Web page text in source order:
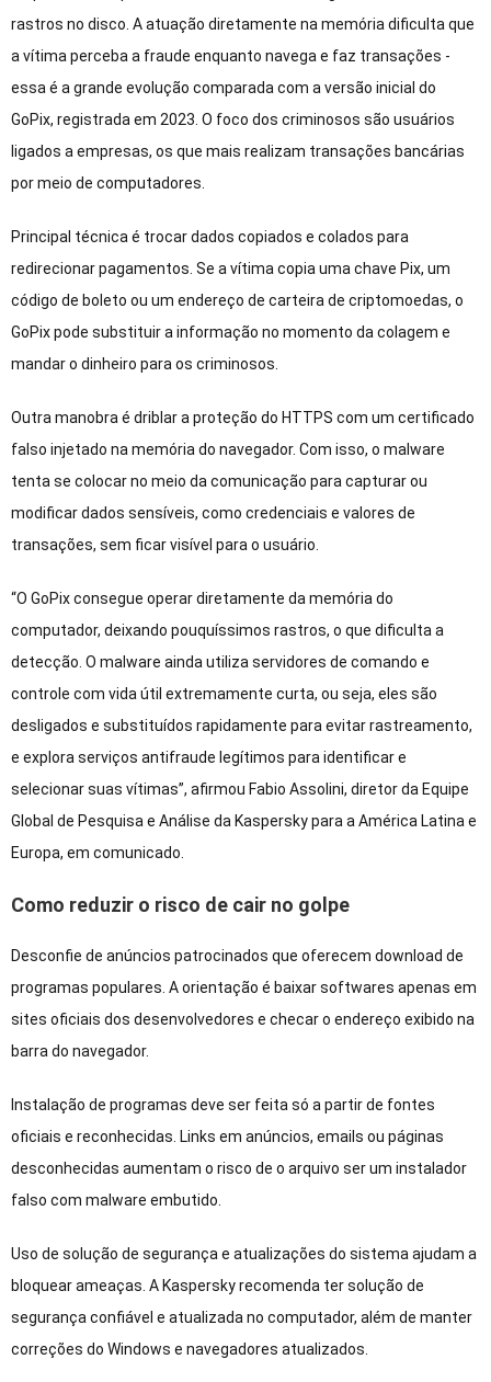
rastros no disco. A atuação diretamente na memória dificulta que
a vítima perceba a fraude enquanto navega e faz transações -
essa é a grande evolução comparada com a versão inicial do
GoPix, registrada em 2023. O foco dos criminosos são usuários
ligados a empresas, os que mais realizam transações bancárias
por meio de computadores.
Principal técnica é trocar dados copiados e colados para
redirecionar pagamentos. Se a vítima copia uma chave Pix, um
código de boleto ou um endereço de carteira de criptomoedas, o
GoPix pode substituir a informação no momento da colagem e
mandar o dinheiro para os criminosos.
Outra manobra é driblar a proteção do HTTPS com um certificado
falso injetado na memória do navegador. Com isso, o malware
tenta se colocar no meio da comunicação para capturar ou
modificar dados sensíveis, como credenciais e valores de
transações, sem ficar visível para o usuário.
“O GoPix consegue operar diretamente da memória do
computador, deixando pouquíssimos rastros, o que dificulta a
detecção. O malware ainda utiliza servidores de comando e
controle com vida útil extremamente curta, ou seja, eles são
desligados e substituídos rapidamente para evitar rastreamento,
e explora serviços antifraude legítimos para identificar e
selecionar suas vítimas”, afirmou Fabio Assolini, diretor da Equipe
Global de Pesquisa e Análise da Kaspersky para a América Latina e
Europa, em comunicado.
Como reduzir o risco de cair no golpe
Desconfie de anúncios patrocinados que oferecem download de
programas populares. A orientação é baixar softwares apenas em
sites oficiais dos desenvolvedores e checar o endereço exibido na
barra do navegador.
Instalação de programas deve ser feita só a partir de fontes
oficiais e reconhecidas. Links em anúncios, emails ou páginas
desconhecidas aumentam o risco de o arquivo ser um instalador
falso com malware embutido.
Uso de solução de segurança e atualizações do sistema ajudam a
bloquear ameaças. A Kaspersky recomenda ter solução de
segurança confiável e atualizada no computador, além de manter
correções do Windows e navegadores atualizados.